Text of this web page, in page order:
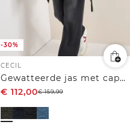
-30%
CECIL
Gewatteerde jas met capuchon
€ 112,00€159,99